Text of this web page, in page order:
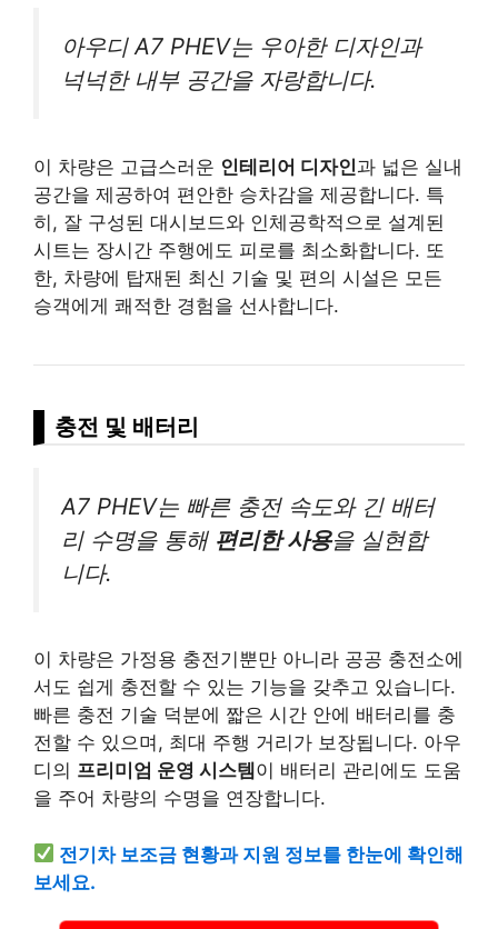
아우디 A7 PHEV는 우아한 디자인과
넉넉한 내부 공간을 자랑합니다.
이 차량은 고급스러운 인테리어 디자인과 넓은 실내
공간을 제공하여 편안한 승차감을 제공합니다. 특
히, 잘 구성된 대시보드와 인체공학적으로 설계된
시트는 장시간 주행에도 피로를 최소화합니다. 또
한, 차량에 탑재된 최신 기술 및 편의 시설은 모든
승객에게 쾌적한 경험을 선사합니다.
충전 및 배터리
A7 PHEV는 빠른 충전 속도와 긴 배터
리 수명을 통해 편리한 사용을 실현합
니다.
이 차량은 가정용 충전기뿐만 아니라 공공 충전소에
서도 쉽게 충전할 수 있는 기능을 갖추고 있습니다.
빠른 충전 기술 덕분에 짧은 시간 안에 배터리를 충
전할 수 있으며, 최대 주행 거리가 보장됩니다. 아우
디의 프리미엄 운영 시스템 이 배터리 관리에도 도움
을 주어 차량의 수명을 연장합니다.
전기차 보조금 현황과 지원 정보를 한눈에 확인해
보세요.